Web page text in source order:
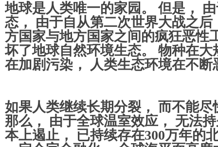
地球是人类唯一的家园。 但是，
态， 由于自从第二次世界大战之后
方国家与地方国家之间的疯狂恶性
坏了地球自然环境生态。 物种在大
在加剧污染， 人类生态环境在不断
如果人类继续长期分裂， 而不能
那么， 由于全球温室效应， 无法
本上遏止， 已持续存在300万年的